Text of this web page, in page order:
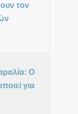
τον
Ο
για